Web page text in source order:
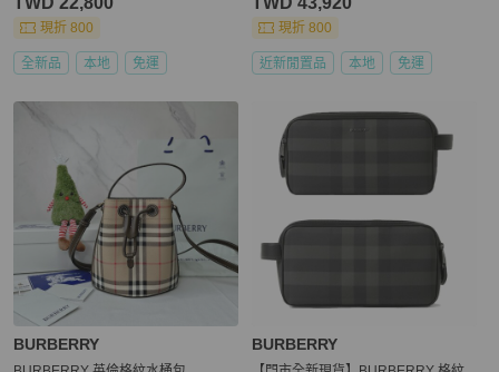
現折 800
全新品 本地 免運
現折 800
近新閒置品 本地 免運
BURBERRY BURBERRY